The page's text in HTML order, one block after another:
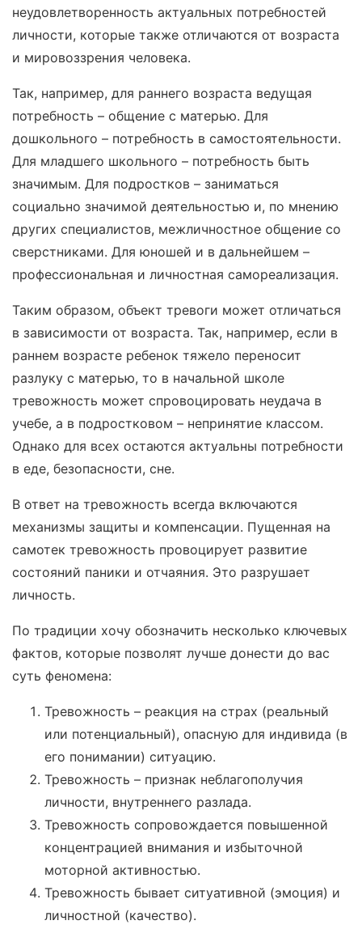
неудовлетворенность актуальных потребностей
личности, которые также отличаются от возраста
и мировоззрения человека.
Так, например, для раннего возраста ведущая
потребность – общение с матерью. Для
дошкольного – потребность в самостоятельности.
Для младшего школьного – потребность быть
значимым. Для подростков – заниматься
социально значимой деятельностью и, по мнению
других специалистов, межличностное общение со
сверстниками. Для юношей и в дальнейшем –
профессиональная и личностная самореализация.
Таким образом, объект тревоги может отличаться
в зависимости от возраста. Так, например, если в
раннем возрасте ребенок тяжело переносит
разлуку с матерью, то в начальной школе
тревожность может спровоцировать неудача в
учебе, а в подростковом – непринятие классом.
Однако для всех остаются актуальны потребности
в еде, безопасности, сне.
В ответ на тревожность всегда включаются
механизмы защиты и компенсации. Пущенная на
самотек тревожность провоцирует развитие
состояний паники и отчаяния. Это разрушает
личность.
По традиции хочу обозначить несколько ключевых
фактов, которые позволят лучше донести до вас
суть феномена:
Тревожность – реакция на страх (реальный
или потенциальный), опасную для индивида (в
его понимании) ситуацию.
Тревожность – признак неблагополучия
личности, внутреннего разлада.
Тревожность сопровождается повышенной
концентрацией внимания и избыточной
моторной активностью.
Тревожность бывает ситуативной (эмоция) и
личностной (качество).